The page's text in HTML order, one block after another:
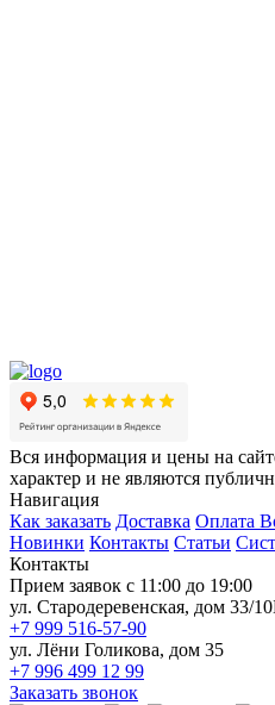
Вся информация и цены на
характер и не являются
Навигация
Как заказать Доставка Оплата
Новинки Контакты Статьи
Контакты
Прием заявок с 11:00 до 19:00
ул. Стародеревенская, дом 33/
+7 999 516-57-90
ул. Лёни Голикова, дом 35
+7 996 499 12 99
Заказать звонок